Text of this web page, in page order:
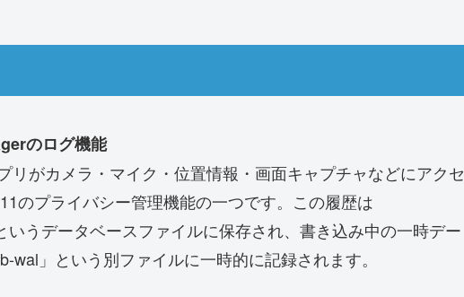
のログ機能
リがカメラ・マイク・位置情報・画面キャプチャなどにアクセ
のプライバシー管理機能の一つです。この履歴は
いうデータベースファイルに保存され、書き込み中の一時デー
wal」という別ファイルに一時的に記録されます。